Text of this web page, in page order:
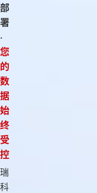
部
署
·
您
的
数
据
始
终
受
控
瑞
科